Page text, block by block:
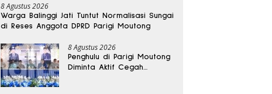
8 Agustus 2026
Warga Balinggi Jati Tuntut Normalisasi Sungai
di Reses Anggota DPRD Parigi Moutong
8 Agustus 2026
Penghulu di Parigi Moutong
Diminta Aktif Cegah